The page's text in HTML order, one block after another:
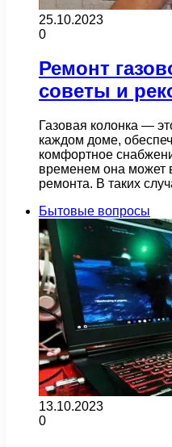
25.10.2023
0
Ремонт
советы и
Газовая колонка —
каждом доме,
комфортное
временем она может
ремонта. В таких
Бытовые вопросы
13.10.2023
0